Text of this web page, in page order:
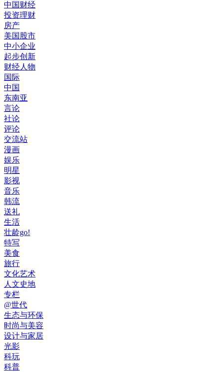
中国财经
投资理财
房产
美国股市
中小企业
起步创新
财经人物
国际
中国
东南亚
言论
社论
评论
交流站
漫画
娱乐
明星
影视
音乐
韩流
送礼
生活
壮龄go!
特写
美食
旅行
文化艺术
人文史地
专栏
@世代
生态与环保
时尚与美容
设计与家居
光影
科玩
科普